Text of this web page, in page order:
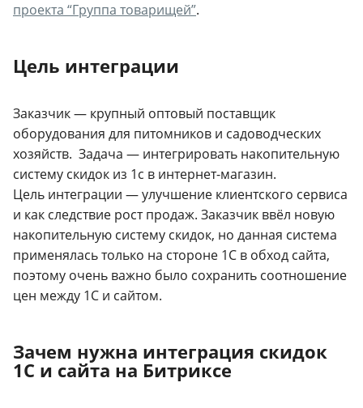
проекта “Группа товарищей”.
Цель интеграции
Заказчик — крупный оптовый поставщик
оборудования для питомников и садоводческих
хозяйств. Задача — интегрировать накопительную
систему скидок из 1с в интернет-магазин.
Цель интеграции — улучшение клиентского сервиса
и как следствие рост продаж. Заказчик ввёл новую
накопительную систему скидок, но данная система
применялась только на стороне 1С в обход сайта,
поэтому очень важно было сохранить соотношение
цен между 1С и сайтом.
Зачем нужна интеграция скидок
1С и сайта на Битриксе